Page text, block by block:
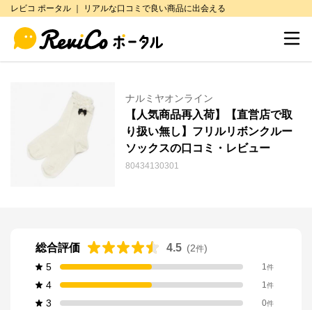
レビコ ポータル ｜ リアルな口コミで良い商品に出会える
ナルミヤオンライン
【人気商品再入荷】【直営店で取
り扱い無し】フリルリボンクルー
ソックスの口コミ・レビュー
80434130301
総合評価 4.5 (2件)
5
1件
4 1件
3 0件